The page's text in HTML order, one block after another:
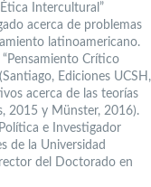
Intercultural”
acerca de problemas
latinoamericano.
Crítico
Ediciones UCSH,
acerca de las teorías
2015 y Münster, 2016).
e Investigador
de la Universidad
del Doctorado en